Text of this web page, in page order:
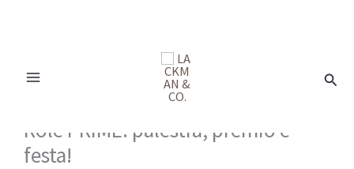
Rolê PRIME: palestra, prêmio e
festa!